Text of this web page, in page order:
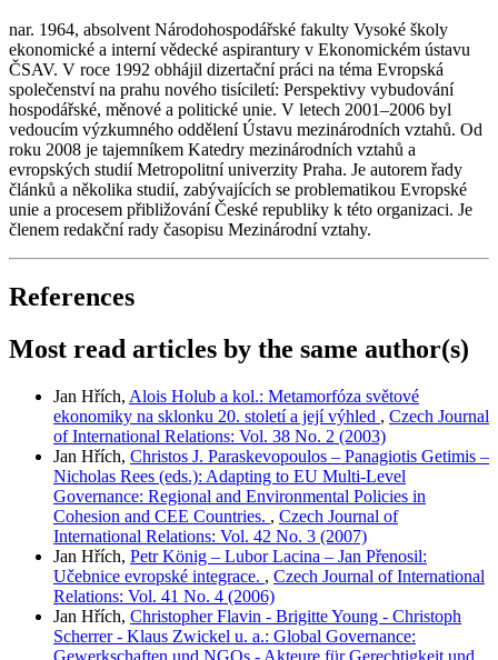
nar. 1964, absolvent Národohospodářské fakulty Vysoké školy
ekonomické a interní vědecké aspirantury v Ekonomickém ústavu
ČSAV. V roce 1992 obhájil dizertační práci na téma Evropská
společenství na prahu nového tisíciletí: Perspektivy vybudování
hospodářské, měnové a politické unie. V letech 2001–2006 byl
vedoucím výzkumného oddělení Ústavu mezinárodních vztahů. Od
roku 2008 je tajemníkem Katedry mezinárodních vztahů a
evropských studií Metropolitní univerzity Praha. Je autorem řady
článků a několika studií, zabývajících se problematikou Evropské
unie a procesem přibližování České republiky k této organizaci. Je
členem redakční rady časopisu Mezinárodní vztahy.
References
Most read articles by the same author(s)
Jan Hřích, Alois Holub a kol.: Metamorfóza světové
ekonomiky na sklonku 20. století a její výhled , Czech Journal
of International Relations: Vol. 38 No. 2 (2003)
Jan Hřích, Christos J. Paraskevopoulos – Panagiotis Getimis –
Nicholas Rees (eds.): Adapting to EU Multi-Level
Governance: Regional and Environmental Policies in
Cohesion and CEE Countries. , Czech Journal of
International Relations: Vol. 42 No. 3 (2007)
Jan Hřích, Petr König – Lubor Lacina – Jan Přenosil:
Učebnice evropské integrace. , Czech Journal of International
Relations: Vol. 41 No. 4 (2006)
Jan Hřích, Christopher Flavin - Brigitte Young - Christoph
Scherrer - Klaus Zwickel u. a.: Global Governance:
Gewerkschaften und NGOs - Akteure für Gerechtigkeit und